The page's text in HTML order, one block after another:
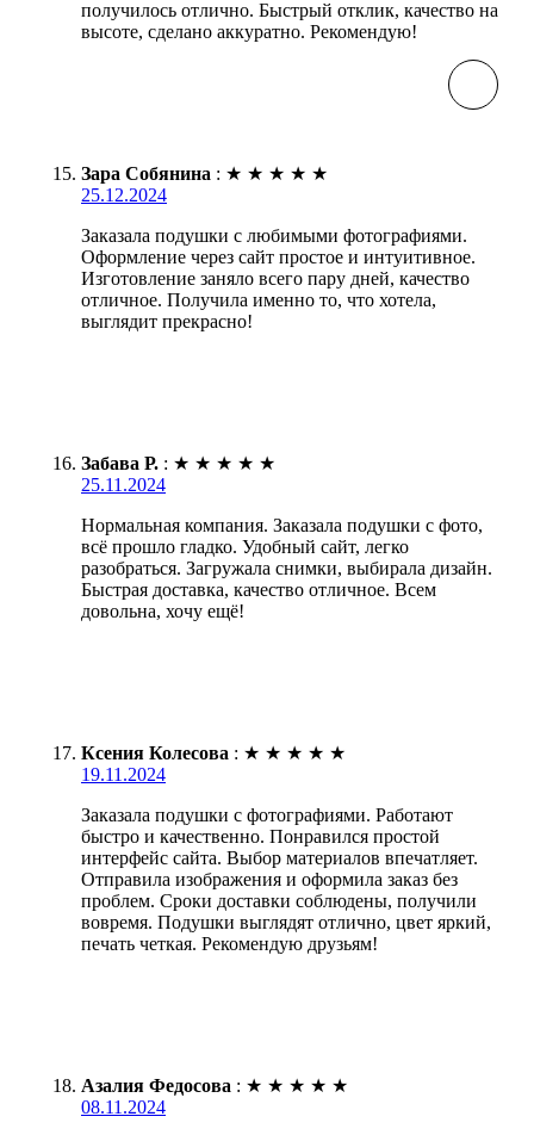
получилось отлично. Быстрый отклик, качество на
высоте, сделано аккуратно. Рекомендую!
Зара Собянина : ★ ★ ★ ★ ★
25.12.2024
Заказала подушки с любимыми фотографиями.
Оформление через сайт простое и интуитивное.
Изготовление заняло всего пару дней, качество
отличное. Получила именно то, что хотела,
выглядит прекрасно!
Забава Р. : ★ ★ ★ ★ ★
25.11.2024
Нормальная компания. Заказала подушки с фото,
всё прошло гладко. Удобный сайт, легко
разобраться. Загружала снимки, выбирала дизайн.
Быстрая доставка, качество отличное. Всем
довольна, хочу ещё!
Ксения Колесова : ★ ★ ★ ★ ★
19.11.2024
Заказала подушки с фотографиями. Работают
быстро и качественно. Понравился простой
интерфейс сайта. Выбор материалов впечатляет.
Отправила изображения и оформила заказ без
проблем. Сроки доставки соблюдены, получили
вовремя. Подушки выглядят отлично, цвет яркий,
печать четкая. Рекомендую друзьям!
Азалия Федосова : ★ ★ ★ ★ ★
08.11.2024